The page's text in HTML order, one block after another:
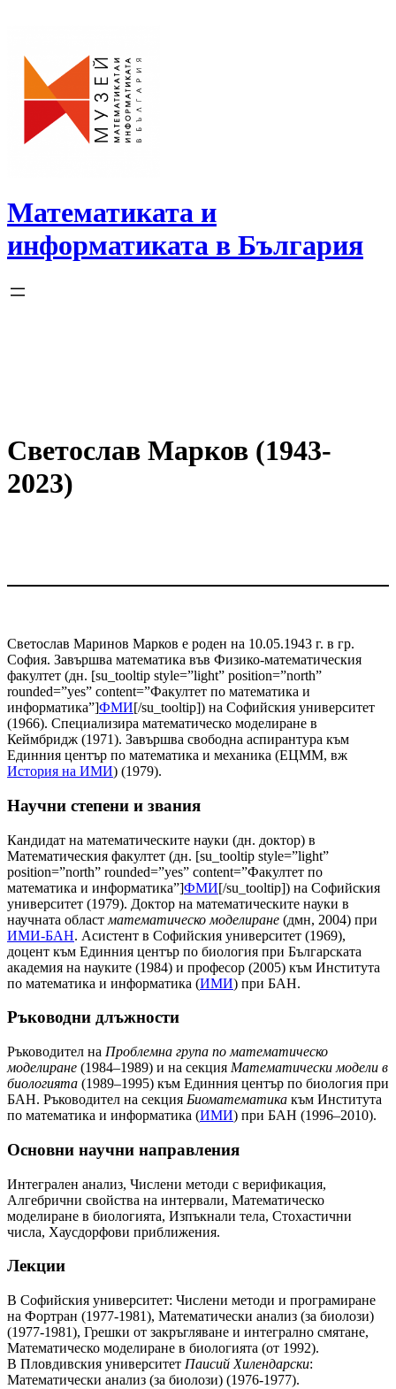
Математиката и
информатиката в България
Светослав Марков (1943-
2023)
Светослав Маринов Марков е роден на 10.05.1943 г. в гр.
София. Завършва математика във Физико-математическия
факултет (дн. [su_tooltip style=”light” position=”north”
rounded=”yes” content=”Факултет по математика и
информатика”]ФМИ[/su_tooltip]) на Софийския университет
(1966). Специализира математическо моделиране в
Кеймбридж (1971). Завършва свободна аспирантура към
Единния център по математика и механика (ЕЦММ, вж
История на ИМИ) (1979).
Научни степени и звания
Кандидат на математическите науки (дн. доктор) в
Математическия факултет (дн. [su_tooltip style=”light”
position=”north” rounded=”yes” content=”Факултет по
математика и информатика”]ФМИ[/su_tooltip]) на Софийския
университет (1979). Доктор на математическите науки в
научната област математическо моделиране (дмн, 2004) при
ИМИ-БАН. Асистент в Софийския университет (1969),
доцент към Единния център по биология при Българската
академия на науките (1984) и професор (2005) към Института
по математика и информатика (ИМИ) при БАН.
Ръководни длъжности
Ръководител на Проблемна група по математическо
моделиране (1984–1989) и на секция Математически модели в
биологията (1989–1995) към Единния център по биология при
БАН. Ръководител на секция Биоматематика към Института
по математика и информатика (ИМИ) при БАН (1996–2010).
Основни научни направления
Интегрален анализ, Числени методи с верификация,
Алгебрични свойства на интервали, Математическо
моделиране в биологията, Изпъкнали тела, Стохастични
числа, Хаусдорфови приближения.
Лекции
В Софийския университет: Числени методи и програмиране
на Фортран (1977-1981), Математически анализ (за биолози)
(1977-1981), Грешки от закръгляване и интегрално смятане,
Математическо моделиране в биологията (от 1992).
В Пловдивския университет Паисий Хилендарски:
Математически анализ (за биолози) (1976-1977).